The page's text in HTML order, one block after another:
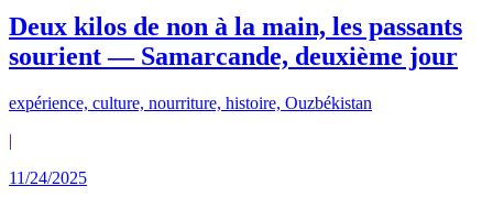
Deux kilos de non à la main, les passants
sourient — Samarcande, deuxième jour
expérience, culture, nourriture, histoire, Ouzbékistan
|
11/24/2025